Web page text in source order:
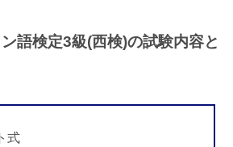
ン語検定3級(西検)の試験内容と
式